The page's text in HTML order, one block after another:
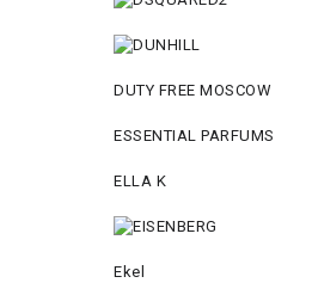
DUTY FREE MOSCOW
ESSENTIAL PARFUMS
ELLA K
Ekel